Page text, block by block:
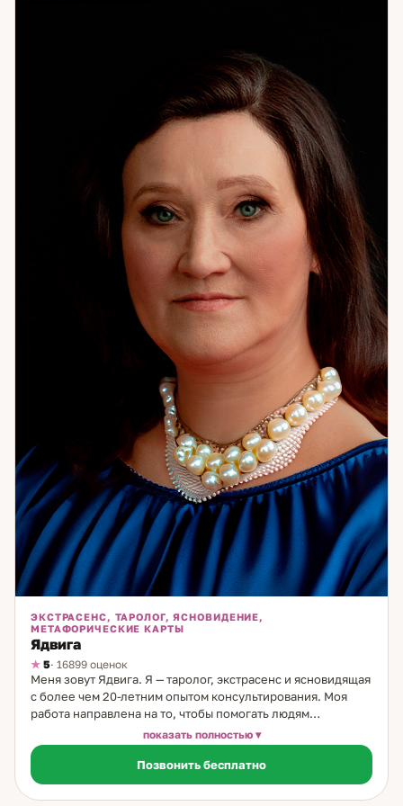
изменить. Отдельная тема — самопознание и измена:
что стоит за изменой, что она означает для отношений,
как это принять или преодолеть. После консультации
главное — не просто ответ на вопрос, а ощущение, что
стало понятнее и есть точка опоры.
ЭКСТРАСЕНС, ТАРОЛОГ, ЯСНОВИДЕНИЕ,
МЕТАФОРИЧЕСКИЕ КАРТЫ
Ядвига
5· 16899 оценок
Меня зовут Ядвига. Я — таролог, экстрасенс и ясновидящая
с более чем 20-летним опытом консультирования. Моя
работа направлена на то, чтобы помогать людям
разобраться в сложных жизненных ситуациях, особенно
тех, что касаются личных отношений и выбора пути. В
своей практике я использую классические карты Таро,
Ленорман и руны. Эти древние системы позволяют
глубоко увидеть причины происходящего, понять
показать полностью
Позвонить бесплатно